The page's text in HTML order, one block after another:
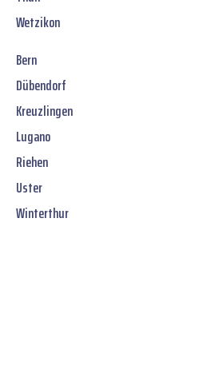
Wetzikon
Bern
Dübendorf
Kreuzlingen
Lugano
Riehen
Uster
Winterthur